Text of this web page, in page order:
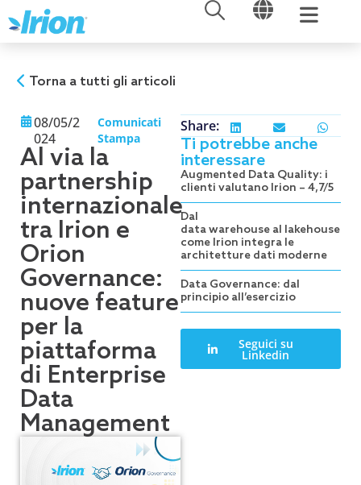
al
contenuto
APRI APRI
Torna a tutti gli articoli
08/05/2
024
Comunicati
Stampa
Al via la
partnership
internazionale
tra Irion e
Orion
Governance:
nuove feature
per la
piattaforma
di Enterprise
Data
Management
Share:
Ti potrebbe anche
interessare
Augmented Data Quality: i
clienti valutano Irion – 4,7/5
Dal
data warehouse al lakehouse:
come Irion integra le
architetture dati moderne
Data Governance: dal
principio all’esercizio
Seguici su
Linkedin